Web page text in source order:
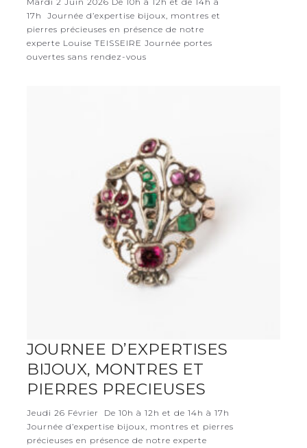
17h Journée d’expertise bijoux, montres et
pierres précieuses en présence de notre
experte Louise TEISSEIRE Journée portes
ouvertes sans rendez-vous
JOURNEE D’EXPERTISES
BIJOUX, MONTRES ET
PIERRES PRECIEUSES
Jeudi 26 Février De 10h à 12h et de 14h à 17h
Journée d’expertise bijoux, montres et pierres
précieuses en présence de notre experte